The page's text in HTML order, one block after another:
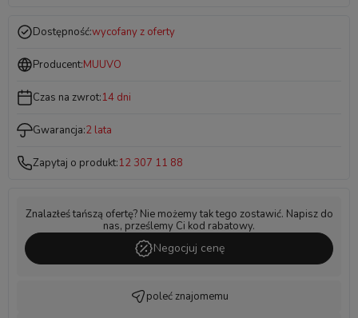
Dostępność:wycofany z oferty
Producent:MUUVO
Czas na zwrot:14 dni
Gwarancja:2 lata
Zapytaj o produkt:12 307 11 88
Znalazłeś tańszą ofertę? Nie możemy tak tego zostawić. Napisz do
nas, prześlemy Ci kod rabatowy.
Negocjuj cenę
poleć znajomemu